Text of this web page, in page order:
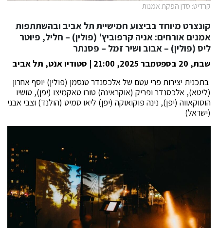
קרדיט: סדן הפקת אמנות
קונצרט מיוחד בביצוע חמישיית תל אביב ובהשתתפות
אמנים אורחים: אניה קרפוביץ' (פולין) – חליל, פיוטר
ליס (פולין) – אבוב ושיר זמל – פסנתר
שבת, 20 בספטמבר 2025, 21:00 | סטודיו אנט, תל אביב
בתכנית יצירות פרי עטם של אלכסנדר טנסמן (פולין) יוסף אחרון
(ליטא), אלכסנדר ופריק (אוקראינה) טורו טאקמיצו (יפן), טושיו
הוסוקאווה (יפן), נינה פוקואוקה (יפן) ליאו סמיט (הולנד) וצבי אבני
(ישראל)